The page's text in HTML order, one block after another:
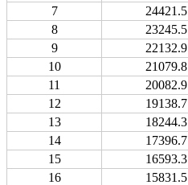
7
24421.5
8
23245.5
9
22132.9
10
21079.8
11
20082.9
12
19138.7
13
18244.3
14
17396.7
15
16593.3
16
15831.5